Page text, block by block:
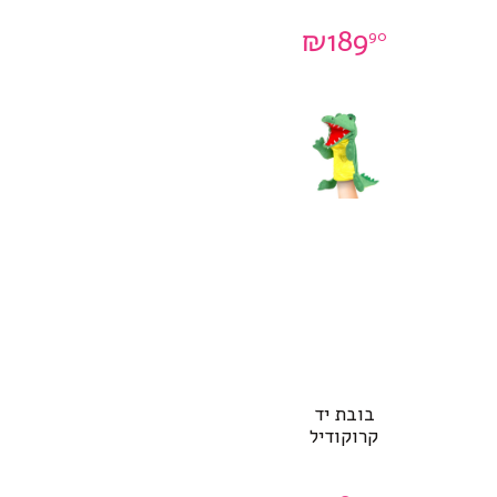
₪18990
בובת יד
קרוקודיל